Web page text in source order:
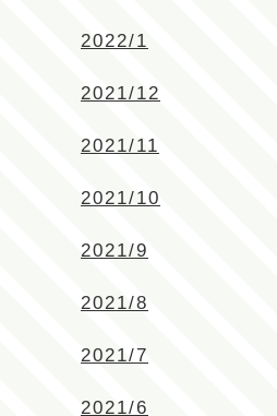
2022/1
2021/12
2021/11
2021/10
2021/9
2021/8
2021/7
2021/6